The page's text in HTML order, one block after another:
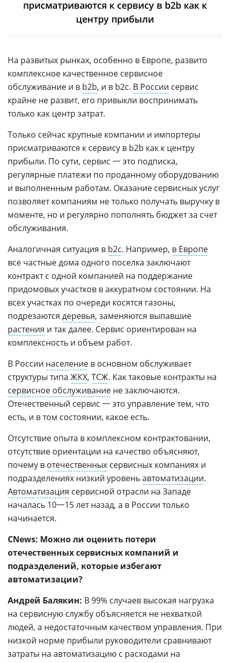
присматриваются к сервису в b2b как к
центру прибыли
На развитых рынках, особенно в Европе, развито
комплексное качественное сервисное
обслуживание и в b2b, и в b2c. В России сервис
крайне не развит, его привыкли воспринимать
только как центр затрат.
Только сейчас крупные компании и импортеры
присматриваются к сервису в b2b как к центру
прибыли. По сути, сервис 一 это подписка,
регулярные платежи по проданному оборудованию
и выполненным работам. Оказание сервисных услуг
позволяет компаниям не только получать выручку в
моменте, но и регулярно пополнять бюджет за счет
обслуживания.
Аналогичная ситуация в b2c. Например, в Европе
все частные дома одного поселка заключают
контракт с одной компанией на поддержание
придомовых участков в аккуратном состоянии. На
всех участках по очереди косятся газоны,
подрезаются деревья, заменяются выпавшие
растения и так далее. Сервис ориентирован на
комплексность и объем работ.
В России население в основном обслуживает
структуры типа ЖКХ, ТСЖ. Как таковые контракты на
сервисное обслуживание не заключаются.
Отечественный сервис 一 это управление тем, что
есть, и в том состоянии, какое есть.
Отсутствие опыта в комплексном контрактовании,
отсутствие ориентации на качество объясняют,
почему в отечественных сервисных компаниях и
подразделениях низкий уровеньавтоматизации.
Автоматизация сервисной отрасли на Западе
началась 10一15 лет назад, а в России только
начинается.
CNews: Можно ли оценить потери
отечественных сервисных компаний и
подразделений, которые избегают
автоматизации?
Андрей Балякин: В 99% случаев высокая нагрузка
на сервисную службу объясняется не нехваткой
людей, а недостаточным качеством управления. При
низкой норме прибыли руководители сравнивают
затраты на автоматизацию с расходами на